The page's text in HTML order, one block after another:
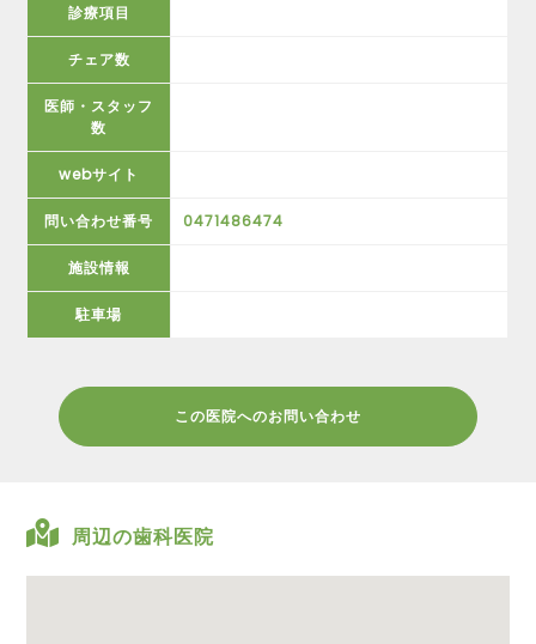
診療項目
チェア数
医師・スタッフ
数
webサイト
問い合わせ番号 0471486474
施設情報
駐車場
この医院へのお問い合わせ
周辺の歯科医院